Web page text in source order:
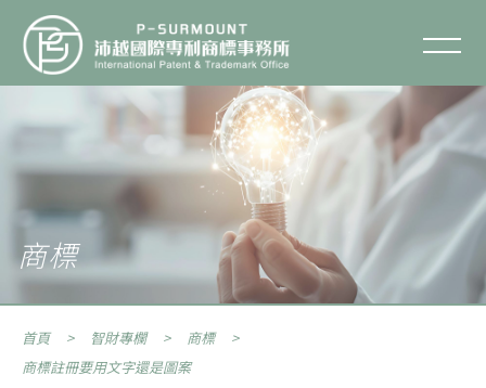
商標註冊要用文字還是圖案
關於沛越
服務項目
服務流程
智財專欄
聯絡我們
商標
首頁 智財專欄
商標
商標註冊要用文字還是圖案